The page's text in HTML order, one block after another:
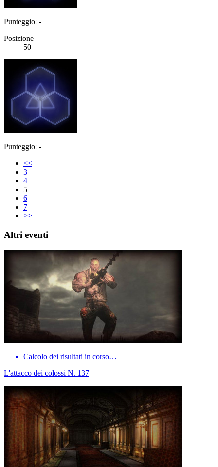
Punteggio: -
Posizione
50
Punteggio: -
<<
3
4
5
6
7
>>
Altri eventi
Calcolo dei risultati in corso…
L'attacco dei colossi N. 137